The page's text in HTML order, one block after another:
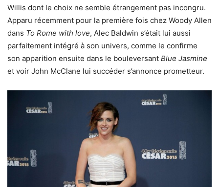
Willis dont le choix ne semble étrangement pas incongru.
Apparu récemment pour la première fois chez Woody Allen
dans To Rome with love, Alec Baldwin s’était lui aussi
parfaitement intégré à son univers, comme le confirme
son apparition ensuite dans le bouleversant Blue Jasmine
et voir John McClane lui succéder s’annonce prometteur.